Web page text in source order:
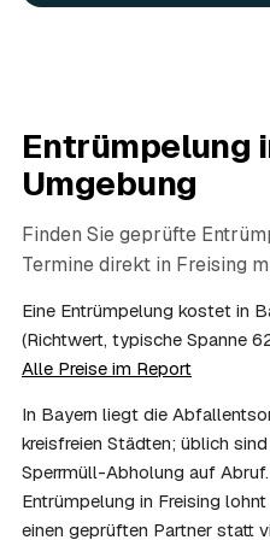
AWL Zentrum vermittelt
keine Steuerberatung —
Sie mit Ihrem Finanzamt
Kosten?
Im Einzelfall ist das
Wohnungsauflösung im
einem vom Amt
stellen Sie vor
und holen die
über die Kostenübernahme.
08 Bekomme ich einen
Ja. Die Partner entsorgen
stellen auf Wunsch einen
wichtig zum Beispiel für
Entrümpelung
Umgebung
Finden Sie geprüfte
Termine direkt in Freising
Eine Entrümpelung kostet in
(Richtwert, typische Spanne
Alle Preise im Report
In Bayern liegt die
kreisfreien Städten; üblich
Sperrmüll-Abholung auf
Entrümpelung in Freising
einen geprüften Partner statt